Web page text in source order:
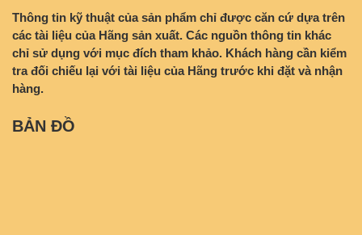
Thông tin kỹ thuật của sản phẩm chỉ được căn cứ dựa trên
các tài liệu của Hãng sản xuất. Các nguồn thông tin khác
chỉ sử dụng với mục đích tham khảo. Khách hàng cần kiểm
tra đối chiếu lại với tài liệu của Hãng trước khi đặt và nhận
hàng.
BẢN ĐỒ